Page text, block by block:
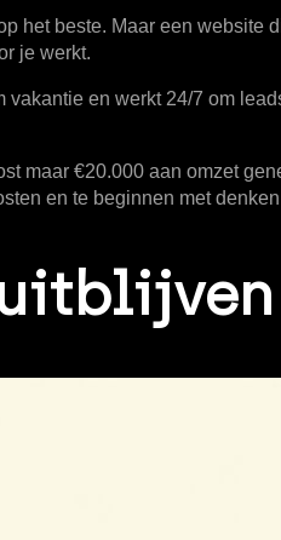
het beste. Maar een website
je werkt.
en werkt 24/7 om
maar €20.000 aan omzet
en te beginnen met